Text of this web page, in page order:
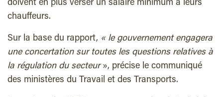
doivent en plus verser un salaire minimum à leurs
chauffeurs.
Sur la base du rapport, « le gouvernement engagera
une concertation sur toutes les questions relatives à
la régulation du secteur», précise le communiqué
des ministères du Travail et des Transports.